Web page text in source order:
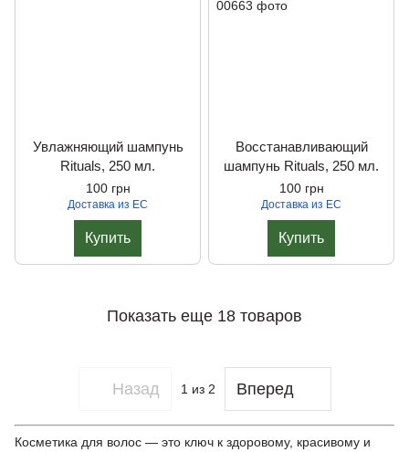
Увлажняющий шампунь
Rituals, 250 мл.
100 грн
Доставка из ЕС
Купить
Восстанавливающий
шампунь Rituals, 250 мл.
100 грн
Доставка из ЕС
Купить
Показать еще 18 товаров
Назад 1из 2 Вперед
Косметика для волос — это ключ к здоровому, красивому и